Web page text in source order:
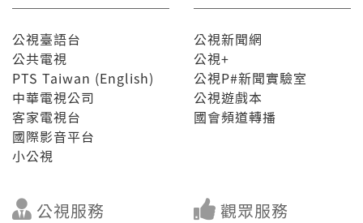
公視臺語台
公共電視
PTS Taiwan (English)
中華電視公司
客家電視台
國際影音平台
小公視
公視新聞網
公視+
公視P#新聞實驗室
公視遊戲本
國會頻道轉播
公視服務 觀眾服務